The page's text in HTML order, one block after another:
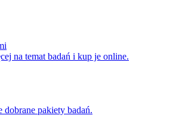
na temat badań i kup je online.
dobrane pakiety badań.